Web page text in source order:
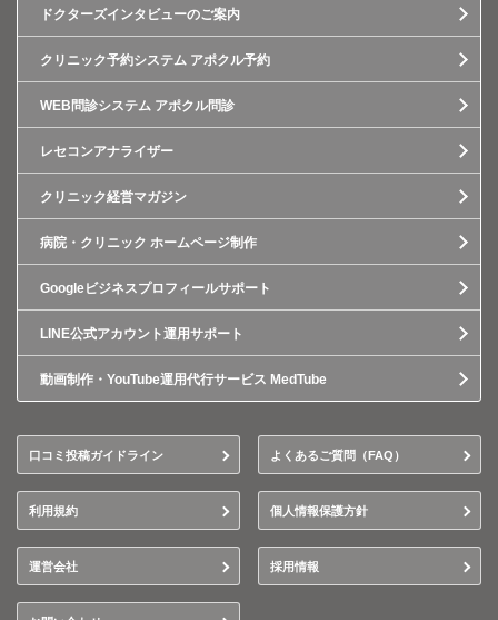
ドクターズインタビューのご案内
クリニック予約システム アポクル予約
WEB問診システム アポクル問診
レセコンアナライザー
クリニック経営マガジン
病院・クリニック ホームページ制作
Googleビジネスプロフィールサポート
LINE公式アカウント運用サポート
動画制作・YouTube運用代行サービス MedTube
口コミ投稿ガイドライン よくあるご質問（FAQ）
利用規約 個人情報保護方針
運営会社 採用情報